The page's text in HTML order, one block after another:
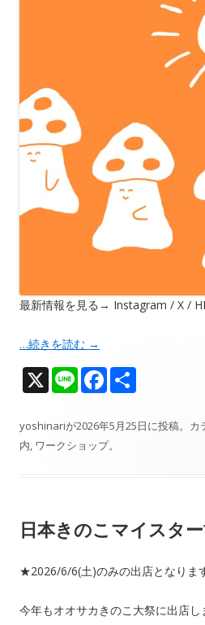
最新情報を見る→ Instagram / X /
…続きを読む →
X Li
e
F
e
b
k
yoshinariが2026年5月25日に投稿。カ
内, ワークショップ。
日本きのこマイスタ
★2026/6/6(土)のみの出店となりま
今年もオオサカきのこ大祭に出店し